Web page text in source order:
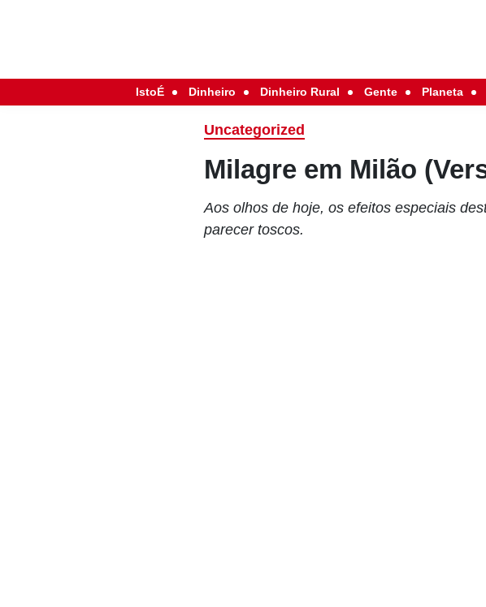
IstoÉ Dinheiro Dinheiro Rural Gente Planeta
Uncategorized
Milagre em Milão
Aos olhos de hoje, os efeitos especiais
parecer toscos.